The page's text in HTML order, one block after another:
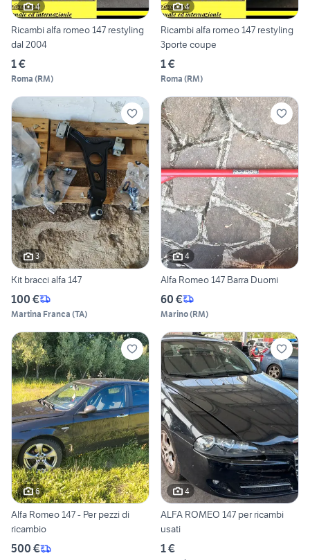
4
Ricambi alfa romeo 147 restyling
dal 2004
1 €
Roma (RM)
4
Ricambi alfa romeo 147 restyling
3porte coupe
1 €
Roma (RM)
3
Kit bracci alfa 147
100 €
Martina Franca (TA)
4
Alfa Romeo 147 Barra Duomi
60 €
Marino(RM)
6
Alfa Romeo 147 - Per pezzi di
ricambio
500 €
4
ALFA ROMEO 147 per ricambi
usati
1 €